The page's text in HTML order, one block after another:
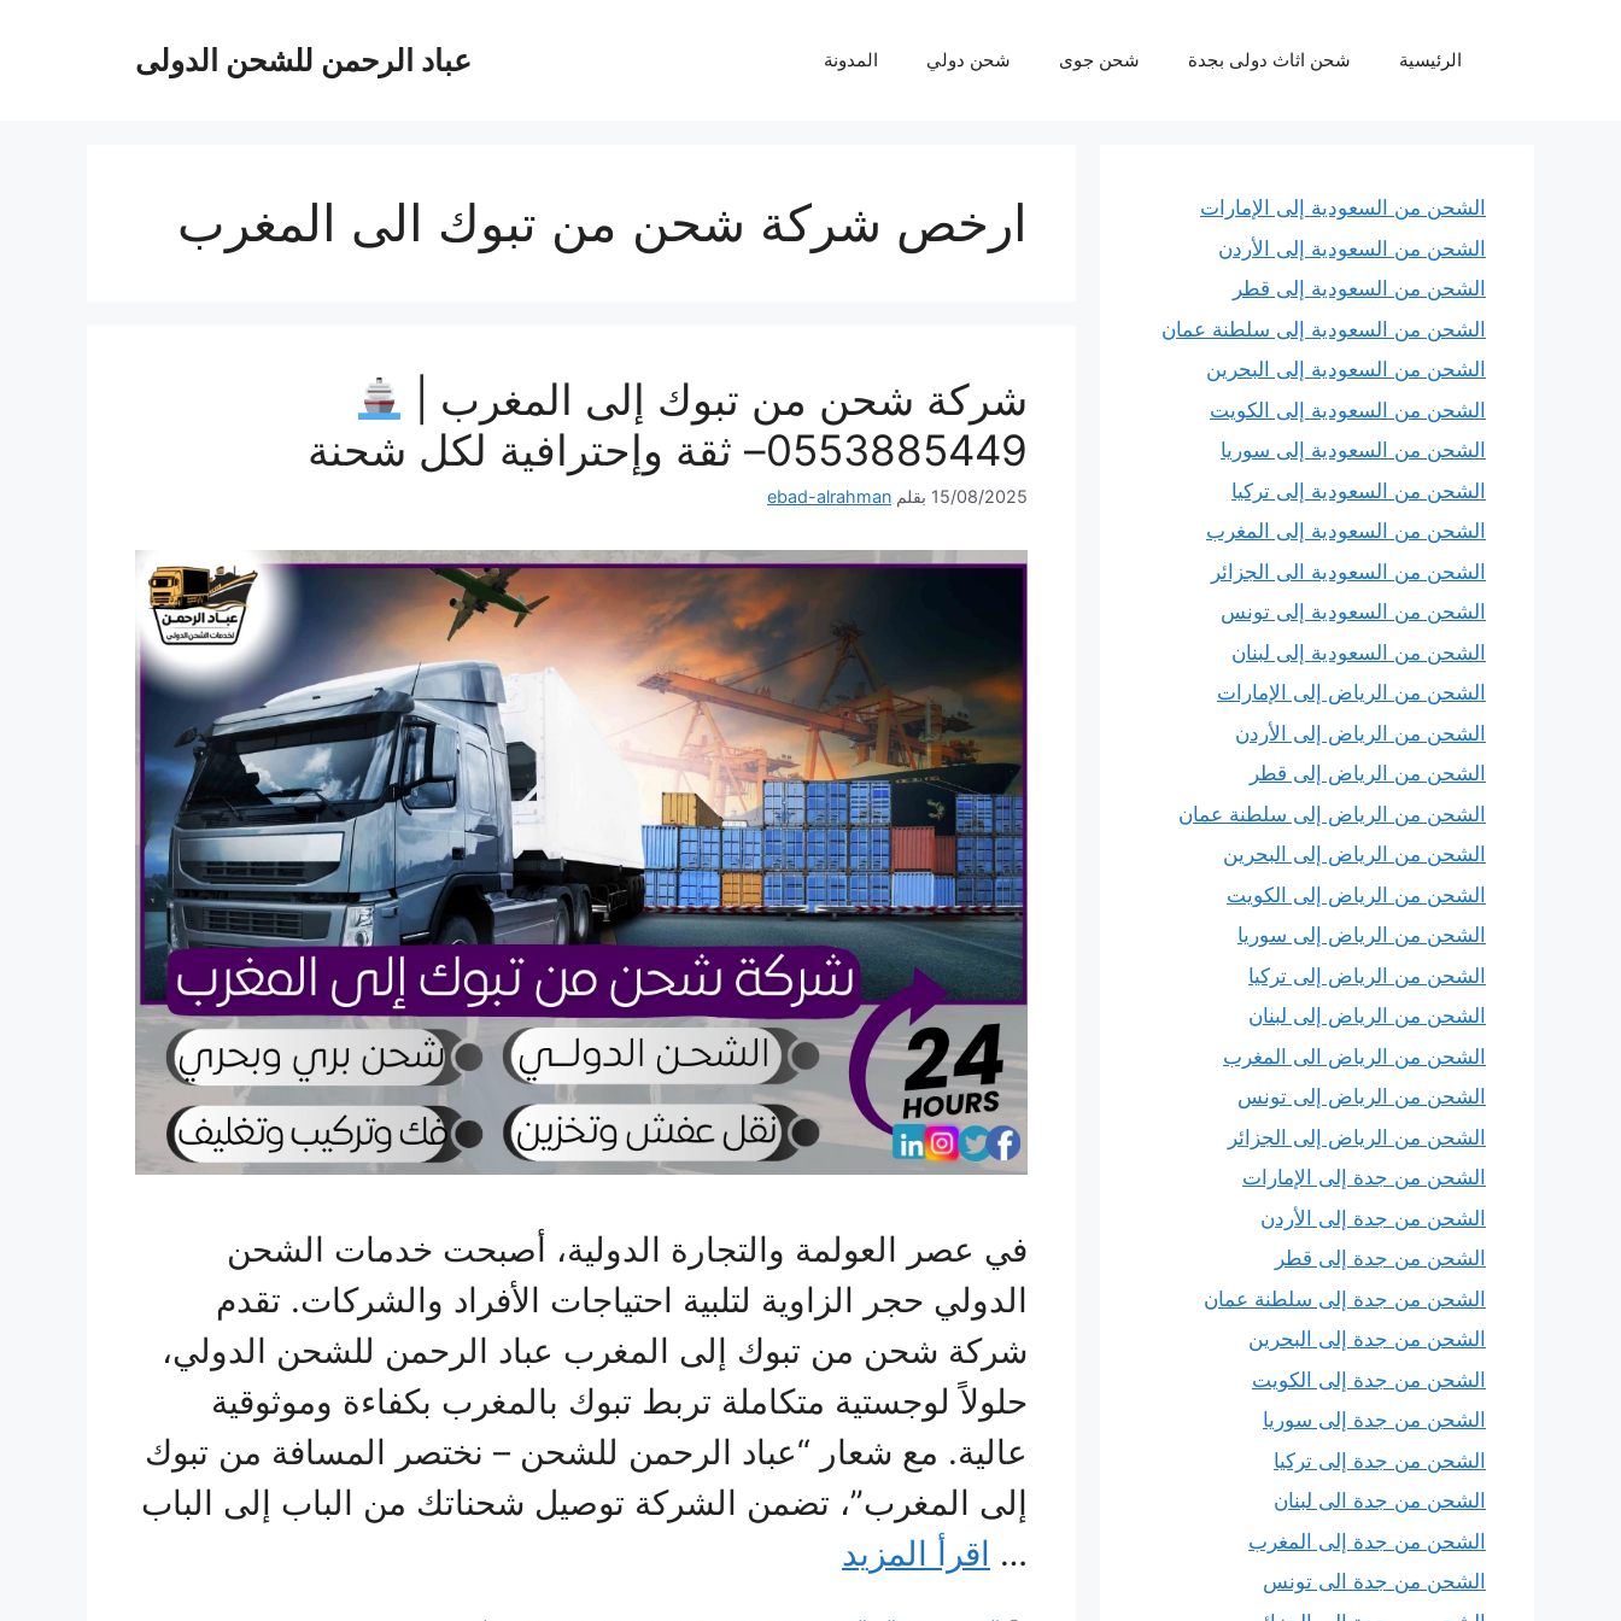
عباد الرحمن للشحن الدولى الرئيسية شحن اثاث دولى بجدة شحن جوى شحن دولي المدونة
ارخص شركة شحن من تبوك الى المغرب
شركة شحن من تبوك إلى المغرب |
0553885449– ثقة وإحترافية لكل شحنة
15/08/2025 بقلم ebad-alrahman
في عصر العولمة والتجارة الدولية، أصبحت خدمات الشحن
الدولي حجر الزاوية لتلبية احتياجات الأفراد والشركات. تقدم
شركة شحن من تبوك إلى المغرب عباد الرحمن للشحن الدولي،
حلولاً لوجستية متكاملة تربط تبوك بالمغرب بكفاءة وموثوقية
عالية. مع شعار “عباد الرحمن للشحن – نختصر المسافة من تبوك
إلى المغرب”، تضمن الشركة توصيل شحناتك من الباب إلى الباب
… اقرأ المزيد
الشحن من السعودية إلى الإمارات
الشحن من السعودية إلى الأردن
الشحن من السعودية إلى قطر
الشحن من السعودية إلى سلطنة عمان
الشحن من السعودية إلى البحرين
الشحن من السعودية إلى الكويت
الشحن من السعودية إلى سوريا
الشحن من السعودية إلى تركيا
الشحن من السعودية إلى المغرب
الشحن من السعودية الى الجزائر
الشحن من السعودية إلى تونس
الشحن من السعودية إلى لبنان
الشحن من الرياض إلى الإمارات
الشحن من الرياض إلى الأردن
الشحن من الرياض إلى قطر
الشحن من الرياض إلى سلطنة عمان
الشحن من الرياض إلى البحرين
الشحن من الرياض إلى الكويت
الشحن من الرياض إلى سوريا
الشحن من الرياض إلى تركيا
الشحن من الرياض إلى لبنان
الشحن من الرياض الى المغرب
الشحن من الرياض إلى تونس
الشحن من الرياض إلى الجزائر
الشحن من جدة إلى الإمارات
الشحن من جدة إلى الأردن
الشحن من جدة إلى قطر
الشحن من جدة إلى سلطنة عمان
الشحن من جدة إلى البحرين
الشحن من جدة إلى الكويت
الشحن من جدة إلى سوريا
الشحن من جدة إلى تركيا
الشحن من جدة الى لبنان
الشحن من جدة إلى المغرب
الشحن من جدة الى تونس